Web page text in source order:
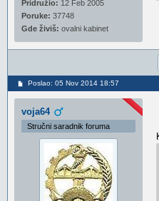
Pridružio: 12 Feb 2005
Poruke: 37748
Gde živiš: ovalni kabinet
Poslao: 05 Nov 2014 18:57
voja64
Stručni saradnik foruma